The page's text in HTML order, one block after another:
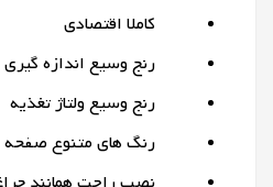
کاملا اقتصادی
رنج وسیع اندازه گیری ۰-۱۰۰ امپر
رنج وسیع ولتاژ تغذیه
رنگ های متنوع صفحه